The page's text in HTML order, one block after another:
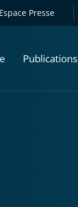
Espace Presse
Publications